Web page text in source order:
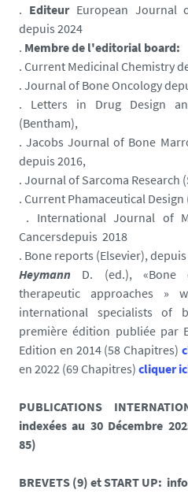
. Editeur European Journal
depuis 2024
. Membre de l'editorial board:
. Current Medicinal Chemistry
. Journal of Bone Oncology
. Letters in Drug Design
(Bentham),
. Jacobs Journal of Bone
depuis 2016,
. Journal of Sarcoma Research
. Current Phamaceutical
. International Journal of
Cancersdepuis 2018
. Bone reports (Elsevier), depuis
Heymann D. (ed.), «Bone
therapeutic approaches »
international specialists of
première édition publiée par
Edition en 2014 (58 Chapitres)
en 2022 (69 Chapitres) cliquer
PUBLICATIONS
indexées au 30 Décembre
85)
BREVETS (9) et START UP: